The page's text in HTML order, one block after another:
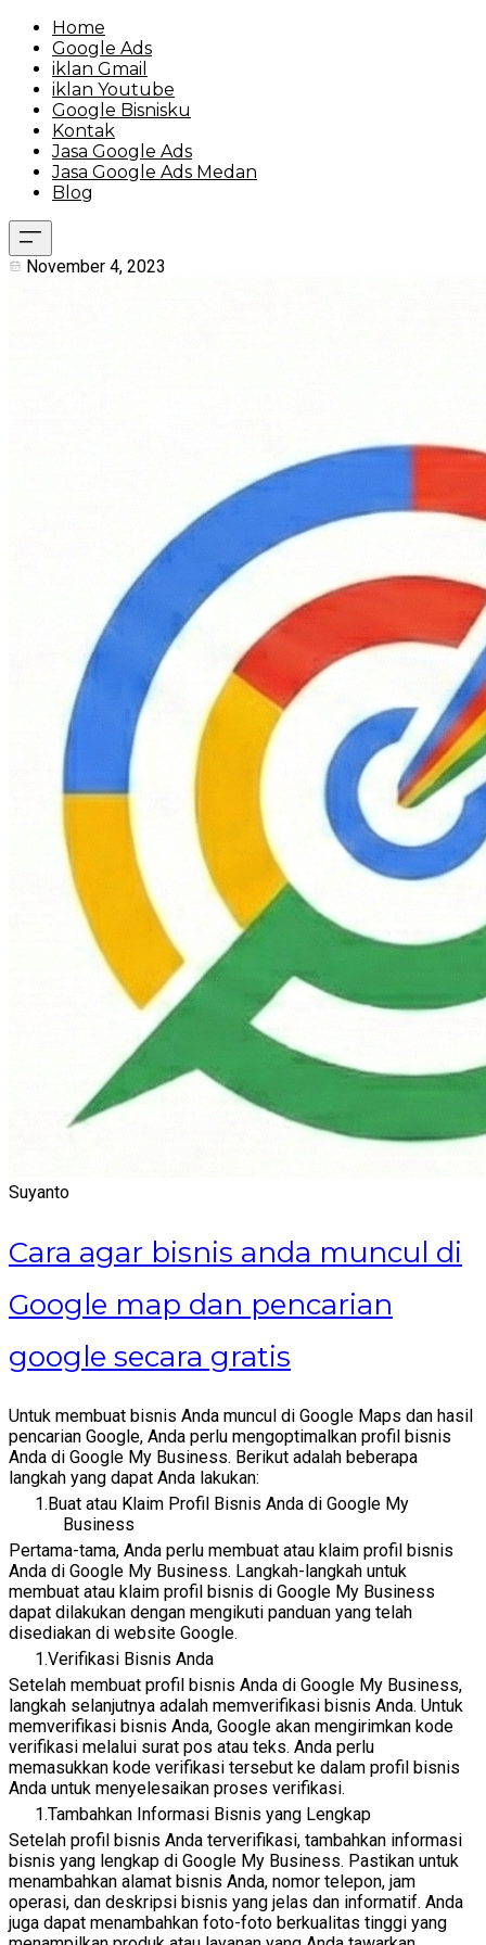
Home
Google Ads
iklan Gmail
iklan Youtube
Google Bisnisku
Kontak
Jasa Google Ads
Jasa Google Ads Medan
Blog
November 4, 2023
Suyanto
Cara agar bisnis anda muncul di
Google map dan pencarian
google secara gratis
Untuk membuat bisnis Anda muncul di Google Maps dan hasil
pencarian Google, Anda perlu mengoptimalkan profil bisnis
Anda di Google My Business. Berikut adalah beberapa
langkah yang dapat Anda lakukan:
Buat atau Klaim Profil Bisnis Anda di Google My
Business
Pertama-tama, Anda perlu membuat atau klaim profil bisnis
Anda di Google My Business. Langkah-langkah untuk
membuat atau klaim profil bisnis di Google My Business
dapat dilakukan dengan mengikuti panduan yang telah
disediakan di website Google.
Verifikasi Bisnis Anda
Setelah membuat profil bisnis Anda di Google My Business,
langkah selanjutnya adalah memverifikasi bisnis Anda. Untuk
memverifikasi bisnis Anda, Google akan mengirimkan kode
verifikasi melalui surat pos atau teks. Anda perlu
memasukkan kode verifikasi tersebut ke dalam profil bisnis
Anda untuk menyelesaikan proses verifikasi.
Tambahkan Informasi Bisnis yang Lengkap
Setelah profil bisnis Anda terverifikasi, tambahkan informasi
bisnis yang lengkap di Google My Business. Pastikan untuk
menambahkan alamat bisnis Anda, nomor telepon, jam
operasi, dan deskripsi bisnis yang jelas dan informatif. Anda
juga dapat menambahkan foto-foto berkualitas tinggi yang